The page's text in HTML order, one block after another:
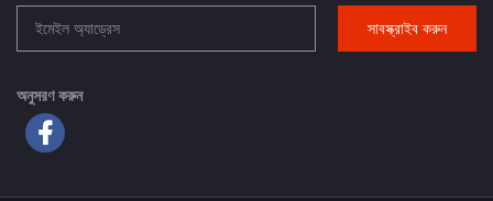
সাবস্ক্রাইব করুন
অনুসরণ করুন